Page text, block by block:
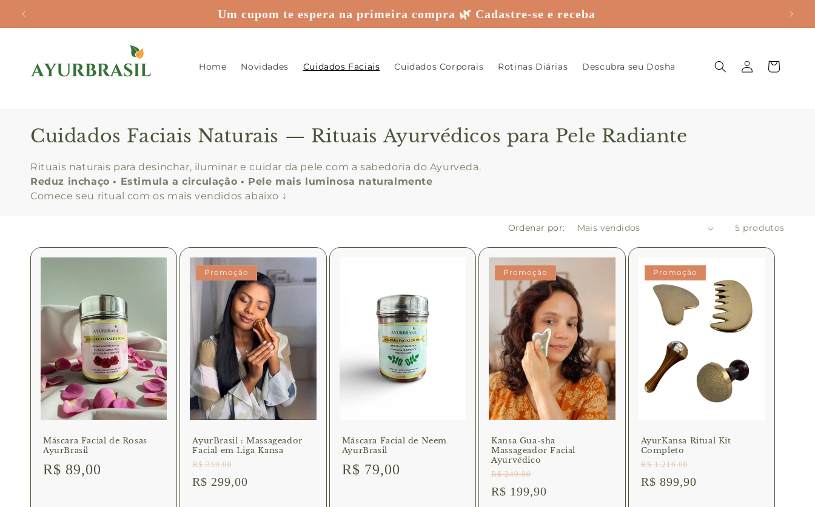
para o
Um cupom te espera na primeira compra 🌿 Cadastre-se e receba
Home Novidades Cuidados Faciais Cuidados Corporais Rotinas Diárias Descubra seu Dosha
Fazer
login
Carrinho
C
o
l
e
ã
Cuidados Faciais Naturais — Rituais Ayurvédicos para Pele Radiante
Rituais naturais para desinchar, iluminar e cuidar da pele com a sabedoria do Ayurveda.
Reduz inchaço • Estimula a circulação • Pele mais luminosa naturalmente
Comece seu ritual com os mais vendidos abaixo ↓
Ordenar por: 5 produtos
Máscara Facial de Rosas
AyurBrasil
Preço
R$ 89,00
Promoção
AyurBrasil : Massageador
Facial em Liga Kansa
Preço
normal
R$ 359,00
Preço
R$ 299,00
Máscara Facial de Neem
AyurBrasil
Preço
R$ 79,00
Promoção
Kansa Gua-sha
Massageador Facial
Ayurvédico
Preço
normal
R$ 249,00
Preço
R$ 199,90
Promoção
AyurKansa Ritual Kit
Completo
Preço
normal
R$ 1.216,00
Preço
R$ 899,90